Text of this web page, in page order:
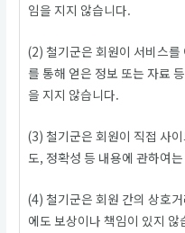
임을 지지 않습니다.
(2) 철기군은 회원이 서비스
를 통해 얻은 정보 또는 자료
을 지지 않습니다.
(3) 철기군은 회원이 직접 사
도, 정확성 등 내용에 관하여
(4) 철기군은 회원 간의 상호
에도 보상이나 책임이 있지 않